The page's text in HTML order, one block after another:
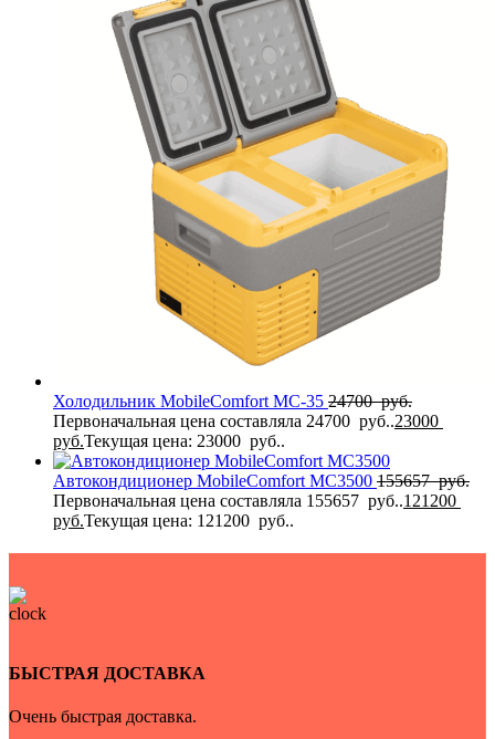
Холодильник MobileComfort MC-35 24700руб.
Первоначальная цена составляла 24700 руб..23000
руб.Текущая цена: 23000 руб..
Автокондиционер MobileComfort MC3500 155657руб.
Первоначальная цена составляла 155657 руб..121200
руб.Текущая цена: 121200 руб..
БЫСТРАЯ ДОСТАВКА
Очень быстрая доставка.